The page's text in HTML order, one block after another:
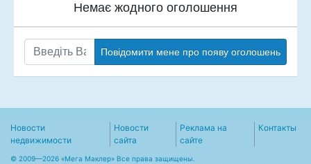
Немає жодного оголошення
Повідомити мене про появу оголошень
Новости
недвижимости
Новости
сайта
Реклама на
сайте
Контакты
© 2009—2026 «Мега Маклер» Все права защищены.